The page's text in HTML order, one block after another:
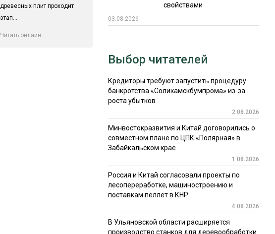
древесных плит проходит
этап...
Читать онлайн
свойствами
03.08.2026
Выбор читателей
Кредиторы требуют запустить процедуру
банкротства «Соликамскбумпрома» из-за
роста убытков
2.08.2026
Минвостокразвития и Китай договорились о
совместном плане по ЦПК «Полярная» в
Забайкальском крае
1.08.2026
Россия и Китай согласовали проекты по
лесопереработке, машиностроению и
поставкам пеллет в КНР
4.08.2026
В Ульяновской области расширяется
производство станков для деревообработки